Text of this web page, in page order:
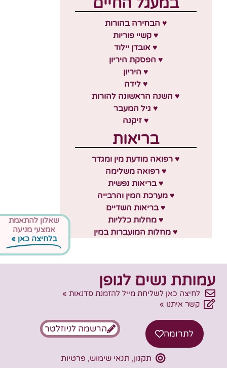
♥ הבחירה בהורות
♥ קשיי פוריות
♥ אובדן יילוד
♥ הפסקת היריון
♥ היריון
♥ לידה
♥ השנה הראשונה להורות
♥ גיל המעבר
♥ זיקנה
בריאות
♥ רפואה מודעת מין ומגדר
♥ רפואה משלימה
♥ בריאות נפשית
♥ מערכת המין והרבייה
♥ בריאות השדיים
♥ מחלות כלליות
♥ מחלות המועברות במין
עמותת נשים לגופן
לחיצה כאן לשליחת מייל להזמנת סדנאות »
קשר איתנו »
לתרומה הרשמה לניוזלטר
תקנון, תנאי שימוש, פרטיות
שאלון להתאמת
אמצעי מניעה
בלחיצה כאן »